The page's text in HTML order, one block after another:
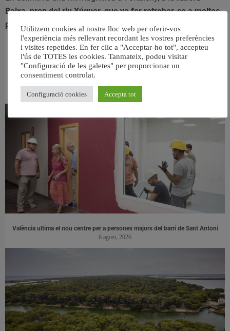
Baixa, prop del riu Xúquer, que va fer retrobar-se a moltes
persones unides en la lluita per un Xúquer Viu.
RELACIONAT
València ultima el nou centre per a persones majors del barri de Sant Antoni
6 agost, 2026
Utilitzem cookies al nostre lloc web per oferir-vos
l'experiència més rellevant recordant les vostres preferències
i visites repetides. En fer clic a "Acceptar-ho tot", accepteu
l'ús de TOTES les cookies. Tanmateix, podeu visitar
"Configuració de les galetes" per proporcionar un
consentiment controlat.
Configuració cookies Accepta tot